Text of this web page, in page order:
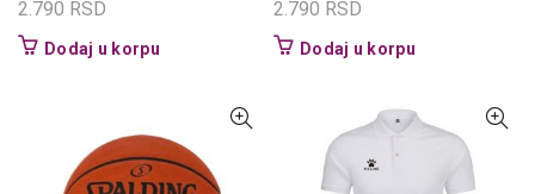
2.790 RSD
Dodaj u korpu
2.790 RSD
Dodaj u korpu